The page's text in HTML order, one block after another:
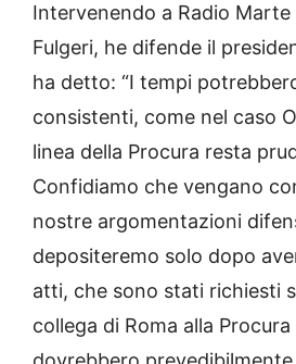
Intervenendo a Radio Marte
Fulgeri, he difende il
ha detto: “I tempi
consistenti, come nel caso
linea della Procura resta
Confidiamo che vengano
nostre argomentazioni
depositeremo solo dopo
atti, che sono stati richiesti
collega di Roma alla